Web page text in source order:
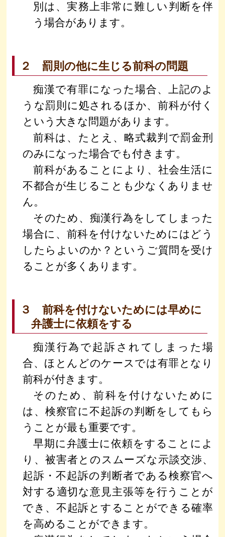
別は、実務上非常に難しい判断を伴
う場合があります。
２ 罰則の他に生じる前科の問題
痴漢で有罪になった場合、上記のよ
うな罰則に処されるほか、前科が付く
という大きな問題があります。
前科は、たとえ、略式裁判で罰金刑
のみになった場合でも付きます。
前科があることにより、社会生活に
不都合が生じることも少なくありませ
ん。
そのため、痴漢行為をしてしまった
場合に、前科を付けないためにはどう
したらよいのか？というご質問を受け
ることが多くあります。
３ 前科を付けないためには早めに
弁護士に依頼をする
痴漢行為で起訴されてしまった場
合、ほとんどのケースでは有罪となり
前科が付きます。
そのため、前科を付けないために
は、検察官に不起訴の判断をしてもら
うことが最も重要です。
早期に弁護士に依頼をすることによ
り、被害者とのスムーズな示談交渉、
起訴・不起訴の判断者である検察官へ
対する適切な意見主張等を行うことが
でき、不起訴とすることができる確率
を高めることができます。